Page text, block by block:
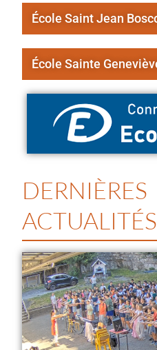
École Saint Jean
École Sainte
DERNIÈRES
ACTUALITÉS